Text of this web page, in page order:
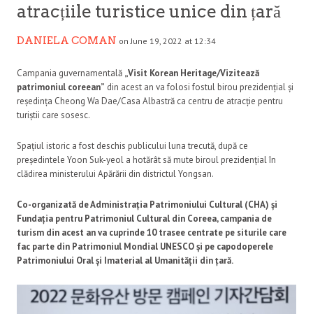
atracțiile turistice unice din țară
DANIELA COMAN on June 19, 2022 at 12:34
Campania guvernamentală „Visit Korean Heritage/Vizitează
patrimoniul coreean” din acest an va folosi fostul birou prezidențial și
reședința Cheong Wa Dae/Casa Albastră ca centru de atracție pentru
turiștii care sosesc.
Spațiul istoric a fost deschis publicului luna trecută, după ce
președintele Yoon Suk-yeol a hotărât să mute biroul prezidențial în
clădirea ministerului Apărării din districtul Yongsan.
Co-organizată de Administrația Patrimoniului Cultural (CHA) și
Fundația pentru Patrimoniul Cultural din Coreea, campania de
turism din acest an va cuprinde 10 trasee centrate pe siturile care
fac parte din Patrimoniul Mondial UNESCO și pe capodoperele
Patrimoniului Oral și Imaterial al Umanității din țară.